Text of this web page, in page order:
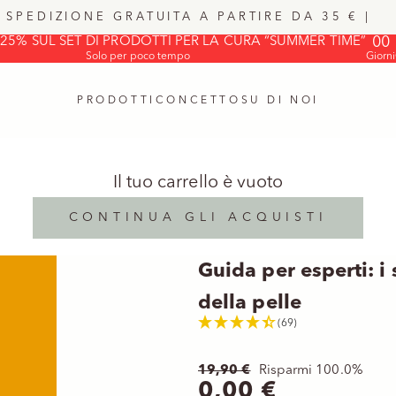
SPEDIZIONE GRATUITA A PARTIRE DA 35 € | ⠀
SUL SET DI PRODOTTI PER LA CURA “SUMMER TIME”
Solo per poco tempo
00
Giorni
PRODOTTI CONCETTO SU DI NOI
Il tuo carrello è vuoto
CONTINUA GLI ACQUISTI
Guida per esperti: i
della pelle
(69)
Prezzo
19,90 € Risparmi 100.0%